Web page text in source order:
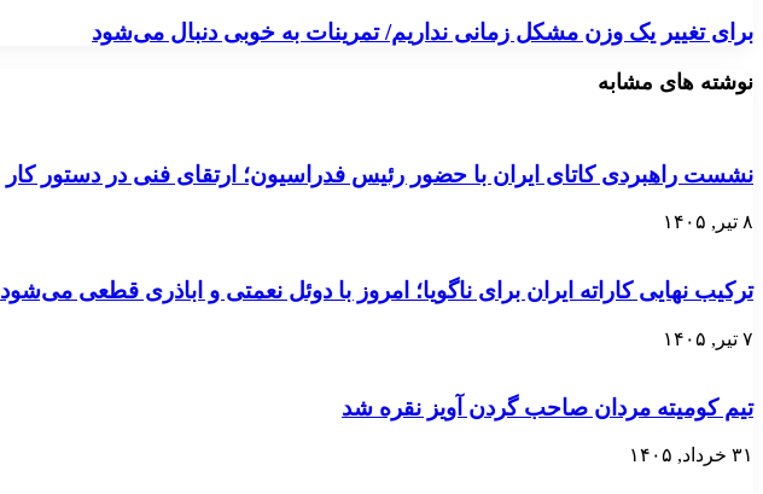
برای تغییر یک وزن مشکل زمانی نداریم/ تمرینات به خوبی دنبال می‌شود
نوشته های مشابه
نشست راهبردی کاتای ایران با حضور رئیس فدراسیون؛ ارتقای فنی در دستور کار
۸ تیر, ۱۴۰۵
ترکیب نهایی کاراته ایران برای ناگویا؛ امروز با دوئل نعمتی و اباذری قطعی می‌شود
۷ تیر, ۱۴۰۵
تیم کومیته مردان صاحب گردن آویز نقره شد
۳۱ خرداد, ۱۴۰۵